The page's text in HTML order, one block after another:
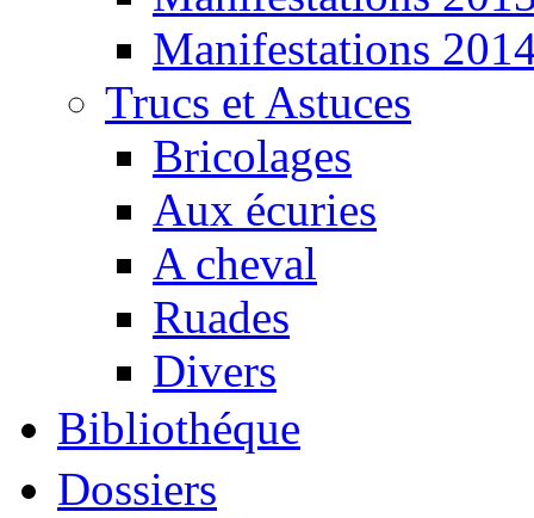
Manifestations
Trucs et Astuces
Bricolages
Aux écuries
A cheval
Ruades
Divers
Bibliothéque
Dossiers